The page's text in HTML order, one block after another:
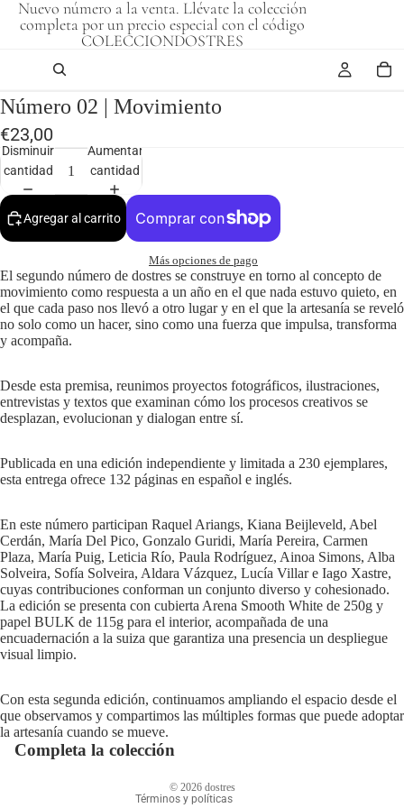
Nuevo número a la venta. Llévate la colección
completa por un precio especial con el código
COLECCIONDOSTRES
Número 02 | Movimiento
€23,00
Disminuir
cantidad
Aumentar
cantidad
Agregar al carrito
Más opciones de pago
El segundo número de dostres se construye en torno al concepto de
movimiento como respuesta a un año en el que nada estuvo quieto, en
el que cada paso nos llevó a otro lugar y en el que la artesanía se reveló
no solo como un hacer, sino como una fuerza que impulsa, transforma
y acompaña.
Desde esta premisa, reunimos proyectos fotográficos, ilustraciones,
entrevistas y textos que examinan cómo los procesos creativos se
desplazan, evolucionan y dialogan entre sí.
Publicada en una edición independiente y limitada a 230 ejemplares,
esta entrega ofrece 132 páginas en español e inglés.
En este número participan Raquel Ariangs, Kiana Beijleveld, Abel
Cerdán, María Del Pico, Gonzalo Guridi, María Pereira, Carmen
Plaza, María Puig, Leticia Río, Paula Rodríguez, Ainoa Simons, Alba
Solveira, Sofía Solveira, Aldara Vázquez, Lucía Villar e Iago Xastre,
cuyas contribuciones conforman un conjunto diverso y cohesionado.
La edición se presenta con cubierta Arena Smooth White de 250g y
papel BULK de 115g para el interior, acompañada de una
encuadernación a la suiza que garantiza una presencia un despliegue
visual limpio.
Con esta segunda edición, continuamos ampliando el espacio desde el
que observamos y compartimos las múltiples formas que puede adoptar
la artesanía cuando se mueve.
Completa la colección
© 2026 dostres
Términos y políticas
Política de privacidad
Información de contacto
Política de reembolso